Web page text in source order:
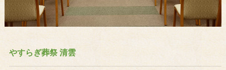
やすらぎ葬祭 清雲